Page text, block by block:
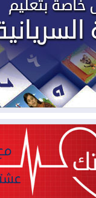
عن مراجعات قضائية
في قضايا فساد
بيترو يشكو تزوير الانتخابات
من "حرب أهلية" في
رئيس إقليم كوردستان في
العراق يؤكد مجدداً التزامه
الدول المجاورة
العجز والاقتراض يطوقان